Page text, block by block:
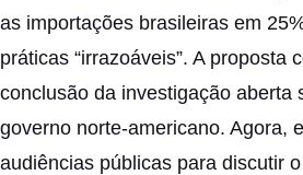
as importações brasileiras em
práticas “irrazoáveis”. A proposta
conclusão da investigação aberta
governo norte-americano. Agora,
audiências públicas para discutir